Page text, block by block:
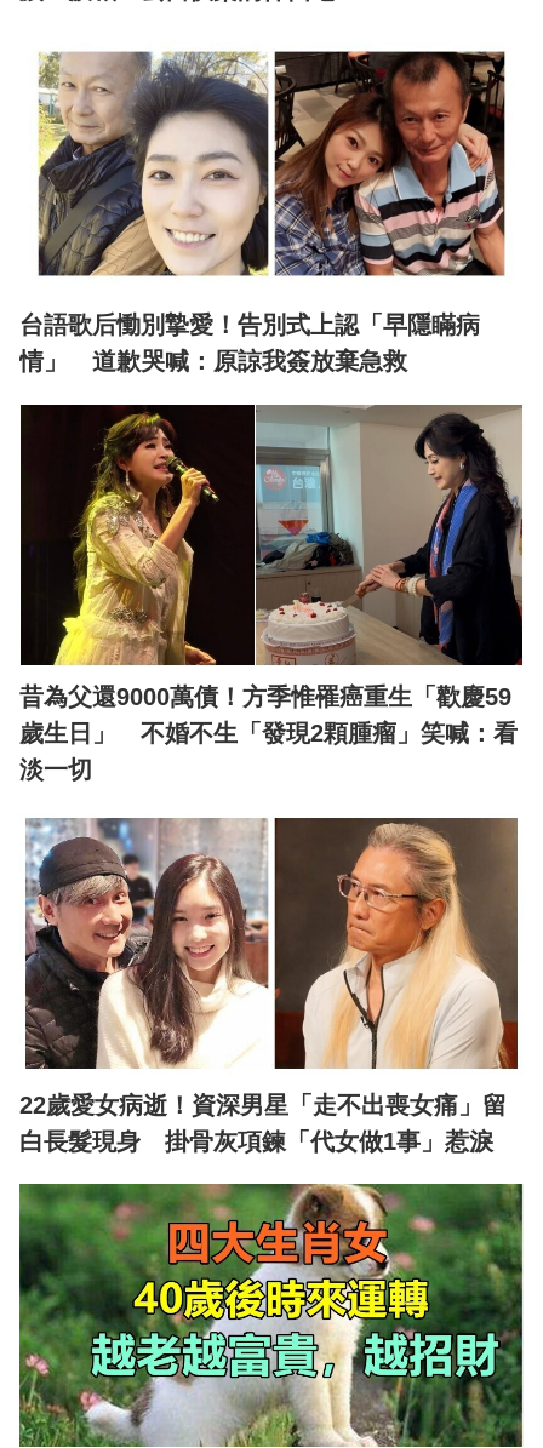
台語歌后慟別摯愛！告別式上認「早隱瞞病
情」 道歉哭喊：原諒我簽放棄急救
昔為父還9000萬債！方季惟罹癌重生「歡慶59
歲生日」 不婚不生「發現2顆腫瘤」笑喊：看
淡一切
22歲愛女病逝！資深男星「走不出喪女痛」留
白長髮現身 掛骨灰項鍊「代女做1事」惹淚